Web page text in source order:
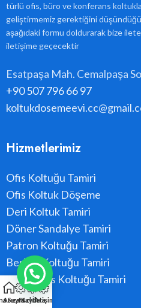
türlü ofis, büro ve konferans
geliştirmemiz gerektiğini
aşağıdaki formu doldurarak bize
iletişime geçecektir
Esatpaşa Mah. Cemalpaşa
+90 507 796 66 97
Hizmetlerimiz
Ofis Koltuğu Tamiri
Ofis Koltuk Döşeme
Deri Koltuk Tamiri
Döner Sandalye Tamiri
Patron Koltuğu Tamiri
Berber Koltuğu Tamiri
Konferans Koltuğu Tamiri
Sayfa
Arıza Kaydı
Hızlı Ara
İletişim